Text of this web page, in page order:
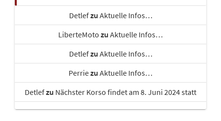
Detlefzu Aktuelle Infos…
LiberteMoto zu Aktuelle Infos…
Detlefzu Aktuelle Infos…
Perriezu Aktuelle Infos…
Detlefzu Nächster Korso findet am 8. Juni 2024 statt